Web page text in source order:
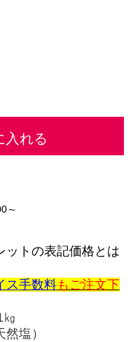
入れる
～
ットの表記価格とは
ス手数料もご注文下
塩）